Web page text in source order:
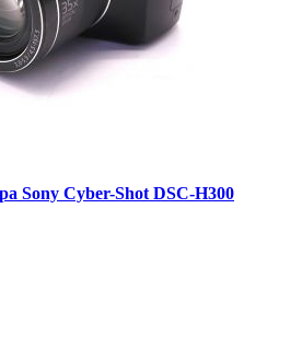
Sony Cyber-Shot DSC-H300